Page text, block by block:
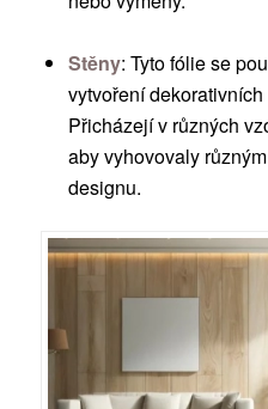
Stěny: Tyto fólie se
vytvoření
Přicházejí v různých
aby vyhovovaly
designu.